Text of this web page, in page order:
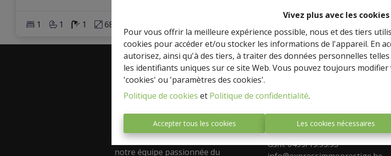
Vivez plus avec les cookies
Pour vous offrir la meilleure expérience possible, nous et des tiers
cookies pour accéder et/ou stocker les informations de l'appareil. En
autorisez, ainsi qu'à des tiers, à traiter des données personnelles
les identifiants uniques sur ce site Web. Vous pouvez toujours
'cookies' ou 'paramètres des cookies'.
Politique de cookies et Politique de confidentialité.
Accepter tous les cookies Les cookies nécessaires
1 1 1 68 m²
A propos
Découvrez Express-immo Prestige,
votre agence immobilière de
confiance ! Spécialisée dans la vente
et la location de tous types de biens,
notre équipe passionnée du
Rue de la Falize 17 , 5080 Rhisnes
Fixe : 0488/533.573
Gsm: 0499/19.93.93